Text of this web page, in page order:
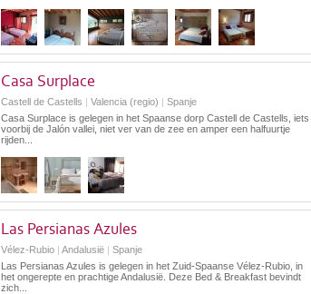
Casa Surplace
Castell de Castells | Valencia (regio) | Spanje
Casa Surplace is gelegen in het Spaanse dorp Castell de Castells, iets
voorbij de Jalón vallei, niet ver van de zee en amper een halfuurtje
rijden...
Las Persianas Azules
Vélez-Rubio | Andalusië | Spanje
Las Persianas Azules is gelegen in het Zuid-Spaanse Vélez-Rubio, in
het ongerepte en prachtige Andalusië. Deze Bed & Breakfast bevindt
zich...